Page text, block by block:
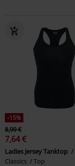
-15%
8,99 €
7,64 €
Ladies Jersey Tanktop
Classics
Top